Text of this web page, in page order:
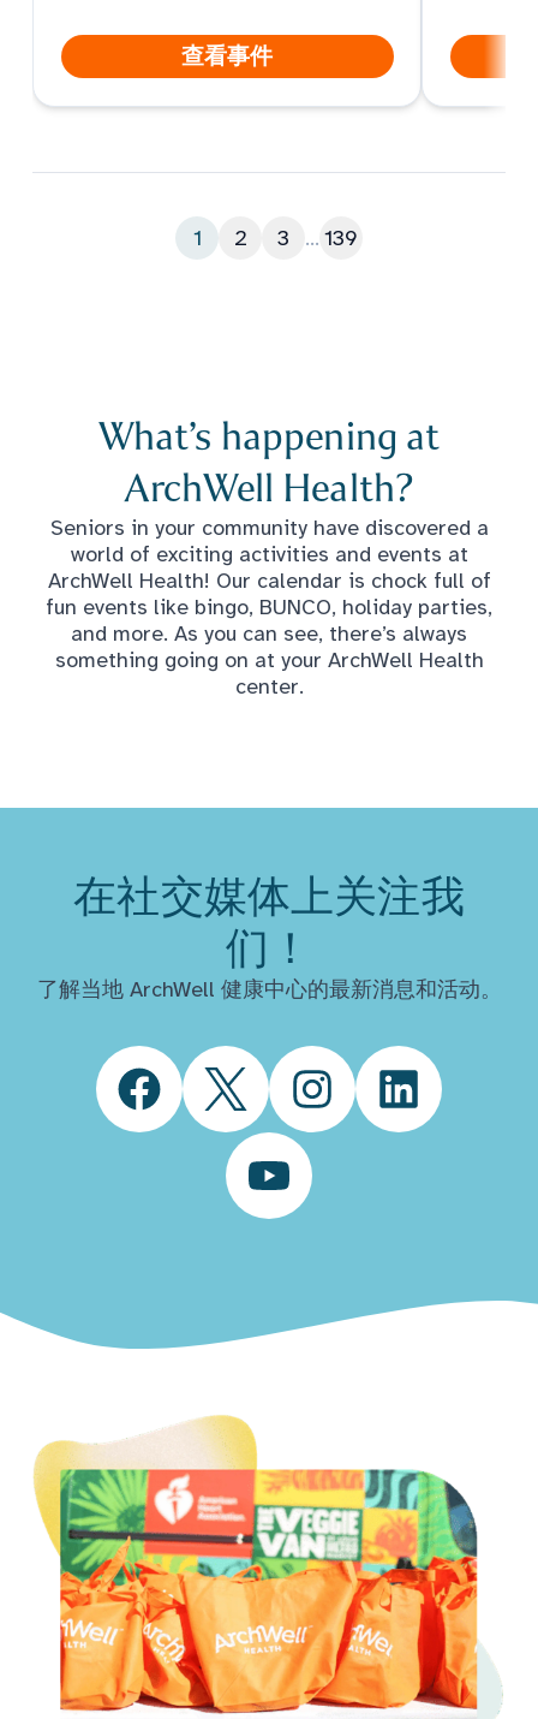
查看事件
1 2 3 ... 139
What’s happening at
ArchWell Health?
Seniors in your community have discovered a
world of exciting activities and events at
ArchWell Health! Our calendar is chock full of
fun events like bingo, BUNCO, holiday parties,
and more. As you can see, there’s always
something going on at your ArchWell Health
center.
在社交媒体上关注我
们！
了解当地 ArchWell 健康中心的最新消息和活动。
FacebookTwitter InstagramLinkedIn
YouTube